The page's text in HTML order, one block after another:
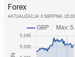
Forex
AKTUALIZACJA: 6 SIERPNIA, 05:20